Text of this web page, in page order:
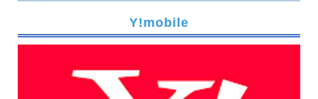
Y!mobile
OCNモバイルONE